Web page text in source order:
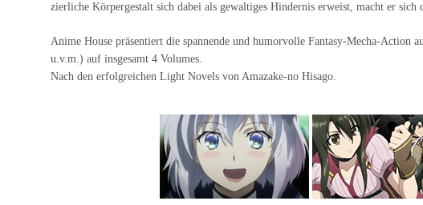
zierliche Körpergestalt sich dabei als gewaltiges Hindernis erweist, macht er
Anime House präsentiert die spannende und humorvolle Fantasy-Mecha-
u.v.m.) auf insgesamt 4 Volumes.
Nach den erfolgreichen Light Novels von Amazake-no Hisago.